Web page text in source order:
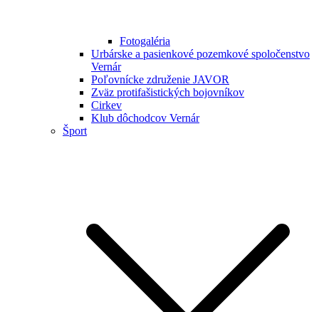
Fotogaléria
Urbárske a pasienkové pozemkové spoločenstvo
Vernár
Poľovnícke združenie JAVOR
Zväz protifašistických bojovníkov
Cirkev
Klub dôchodcov Vernár
Šport